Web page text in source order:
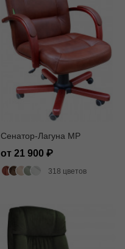
Сенатор-Лагуна MP
от 21 900
318 цветов